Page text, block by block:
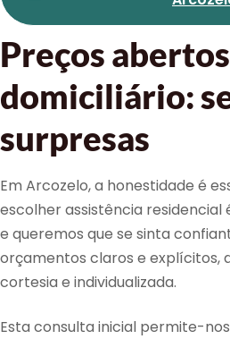
Preços
domiciliário:
surpresas
Em Arcozelo, a honestidade é
escolher assistência residencial
e queremos que se sinta
orçamentos claros e explícitos,
cortesia e individualizada.
Esta consulta inicial permite-